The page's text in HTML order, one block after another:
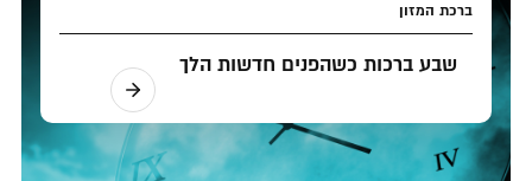
ברכת המזון
שבע ברכות כשהפנים חדשות הלך